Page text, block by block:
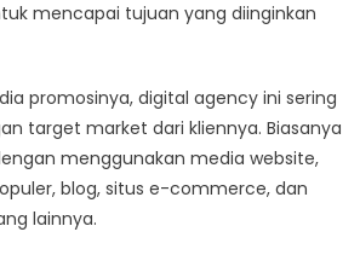
mencapai tujuan yang diinginkan
promosinya, digital agency ini sering
target market dari kliennya. Biasanya
menggunakan media website,
blog, situs e-commerce, dan
lainnya.